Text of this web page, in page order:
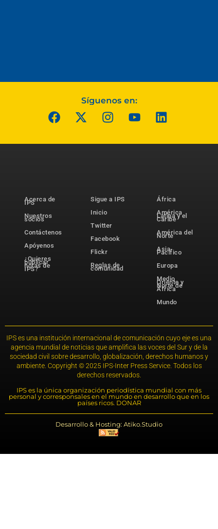
Síguenos en:
Acerca de
IPS
Nuestros
socios
Contáctenos
Apóyenos
¿Quieres
publicar
notas de
IPS?
Sigue a IPS
Inicio
Twitter
Facebook
Flickr
Reglas de
comunidad
África
América
Latina y el
Caribe
América del
Norte
Asia-
Pacífico
Europa
Medio
Oriente y
Norte de
África
Mundo
IPS es una institución internacional de comunicación cuyo eje es una
agencia mundial de noticias que amplifica las voces del Sur y de la
sociedad civil sobre desarrollo, globalización, derechos humanos y
ambiente. Copyright © 2025 IPS-Inter Press Service. Todos los
derechos reservados.
IPS es la única organización periodística mundial con más
personal y corresponsales en el mundo en desarrollo que en los
países ricos. DONAR
Desarrollo & Hosting: Atiko.Studio